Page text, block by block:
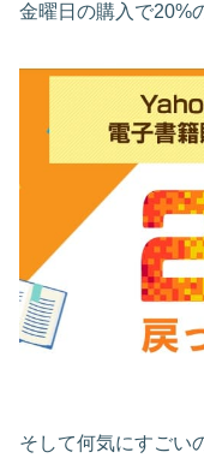
金曜日の購入で20%
そして何気にすごい